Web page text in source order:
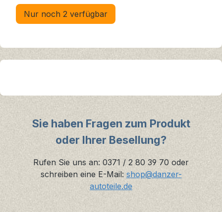
Nur noch 2 verfügbar
Sie haben Fragen zum Produkt
oder Ihrer Besellung?
Rufen Sie uns an: 0371 / 2 80 39 70 oder
schreiben eine E-Mail: shop@danzer-
autoteile.de